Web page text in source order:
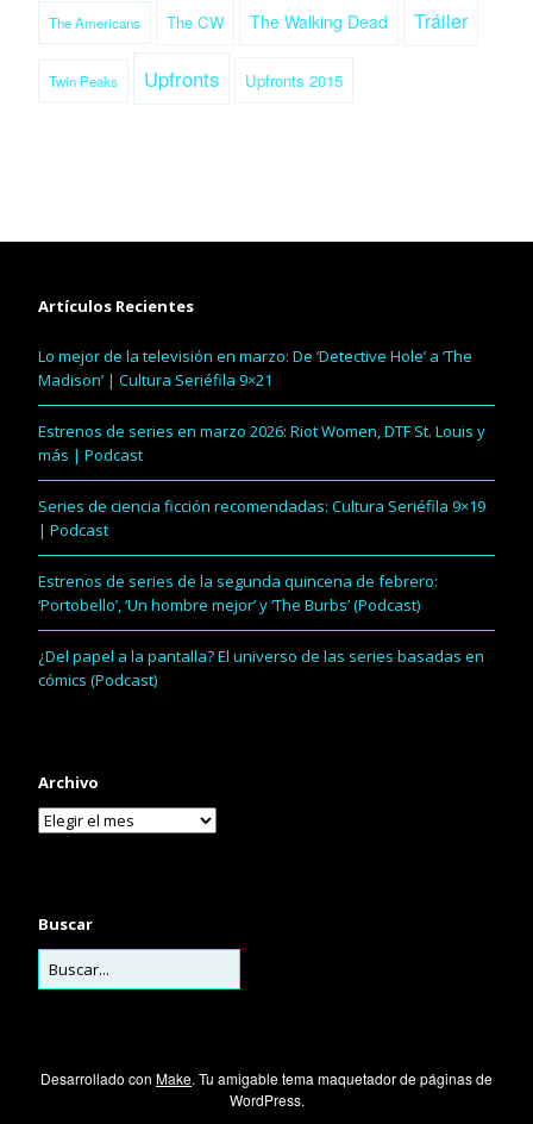
The Americans The CW The Walking Dead Tráiler
Twin Peaks Upfronts Upfronts 2015
Artículos Recientes
Lo mejor de la televisión en marzo: De ‘Detective Hole’ a ‘The
Madison’ | Cultura Seriéfila 9×21
Estrenos de series en marzo 2026: Riot Women, DTF St. Louis y
más | Podcast
Series de ciencia ficción recomendadas: Cultura Seriéfila 9×19
| Podcast
Estrenos de series de la segunda quincena de febrero:
‘Portobello’, ‘Un hombre mejor’ y ‘The Burbs’ (Podcast)
¿Del papel a la pantalla? El universo de las series basadas en
cómics (Podcast)
Archivo
Buscar
Desarrollado con Make. Tu amigable tema maquetador de páginas de
WordPress.